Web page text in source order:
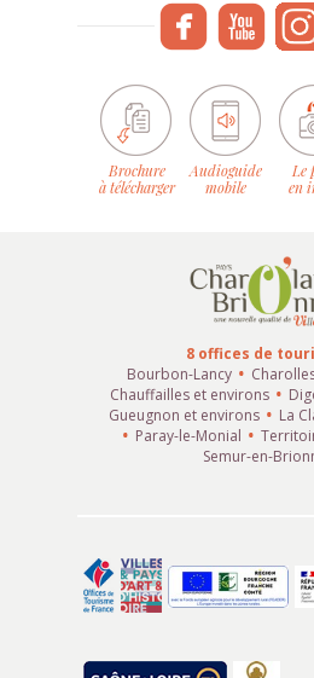
Brochure
à télécharger
Audioguide
mobile
Le
en
8 offices de
Bourbon-Lancy
Chauffailles et environs
Gueugnon et environs
La
Paray-le-Monial
Semur-en-